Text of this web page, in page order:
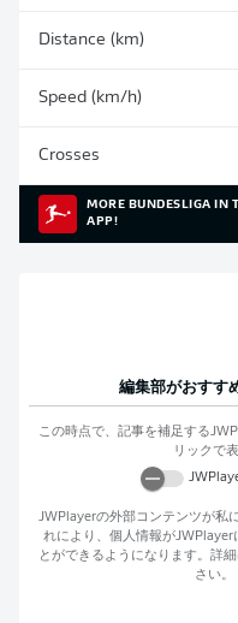
Distance (km)
Speed (km/h)
Crosses
MORE BUNDESLIGA IN
APP!
編集部がおすす
この時点で、記事を補足する
リックで
JWPlayerの外部コンテンツが私
れにより、個人情報がJWPlayer
とができるようになります。詳細
さい。